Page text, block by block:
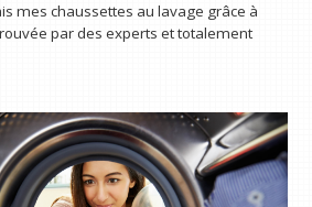
mes chaussettes au lavage grâce à
par des experts et totalement